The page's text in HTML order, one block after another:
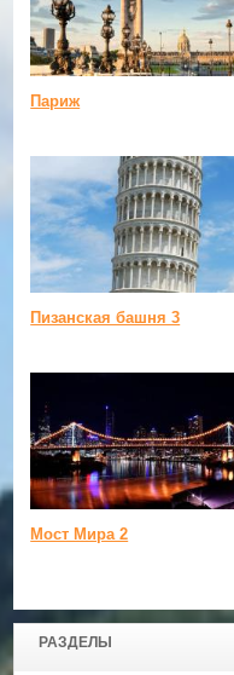
РАЗДЕЛЫ
Париж
Пизанская башня 3
Мост Мира 2